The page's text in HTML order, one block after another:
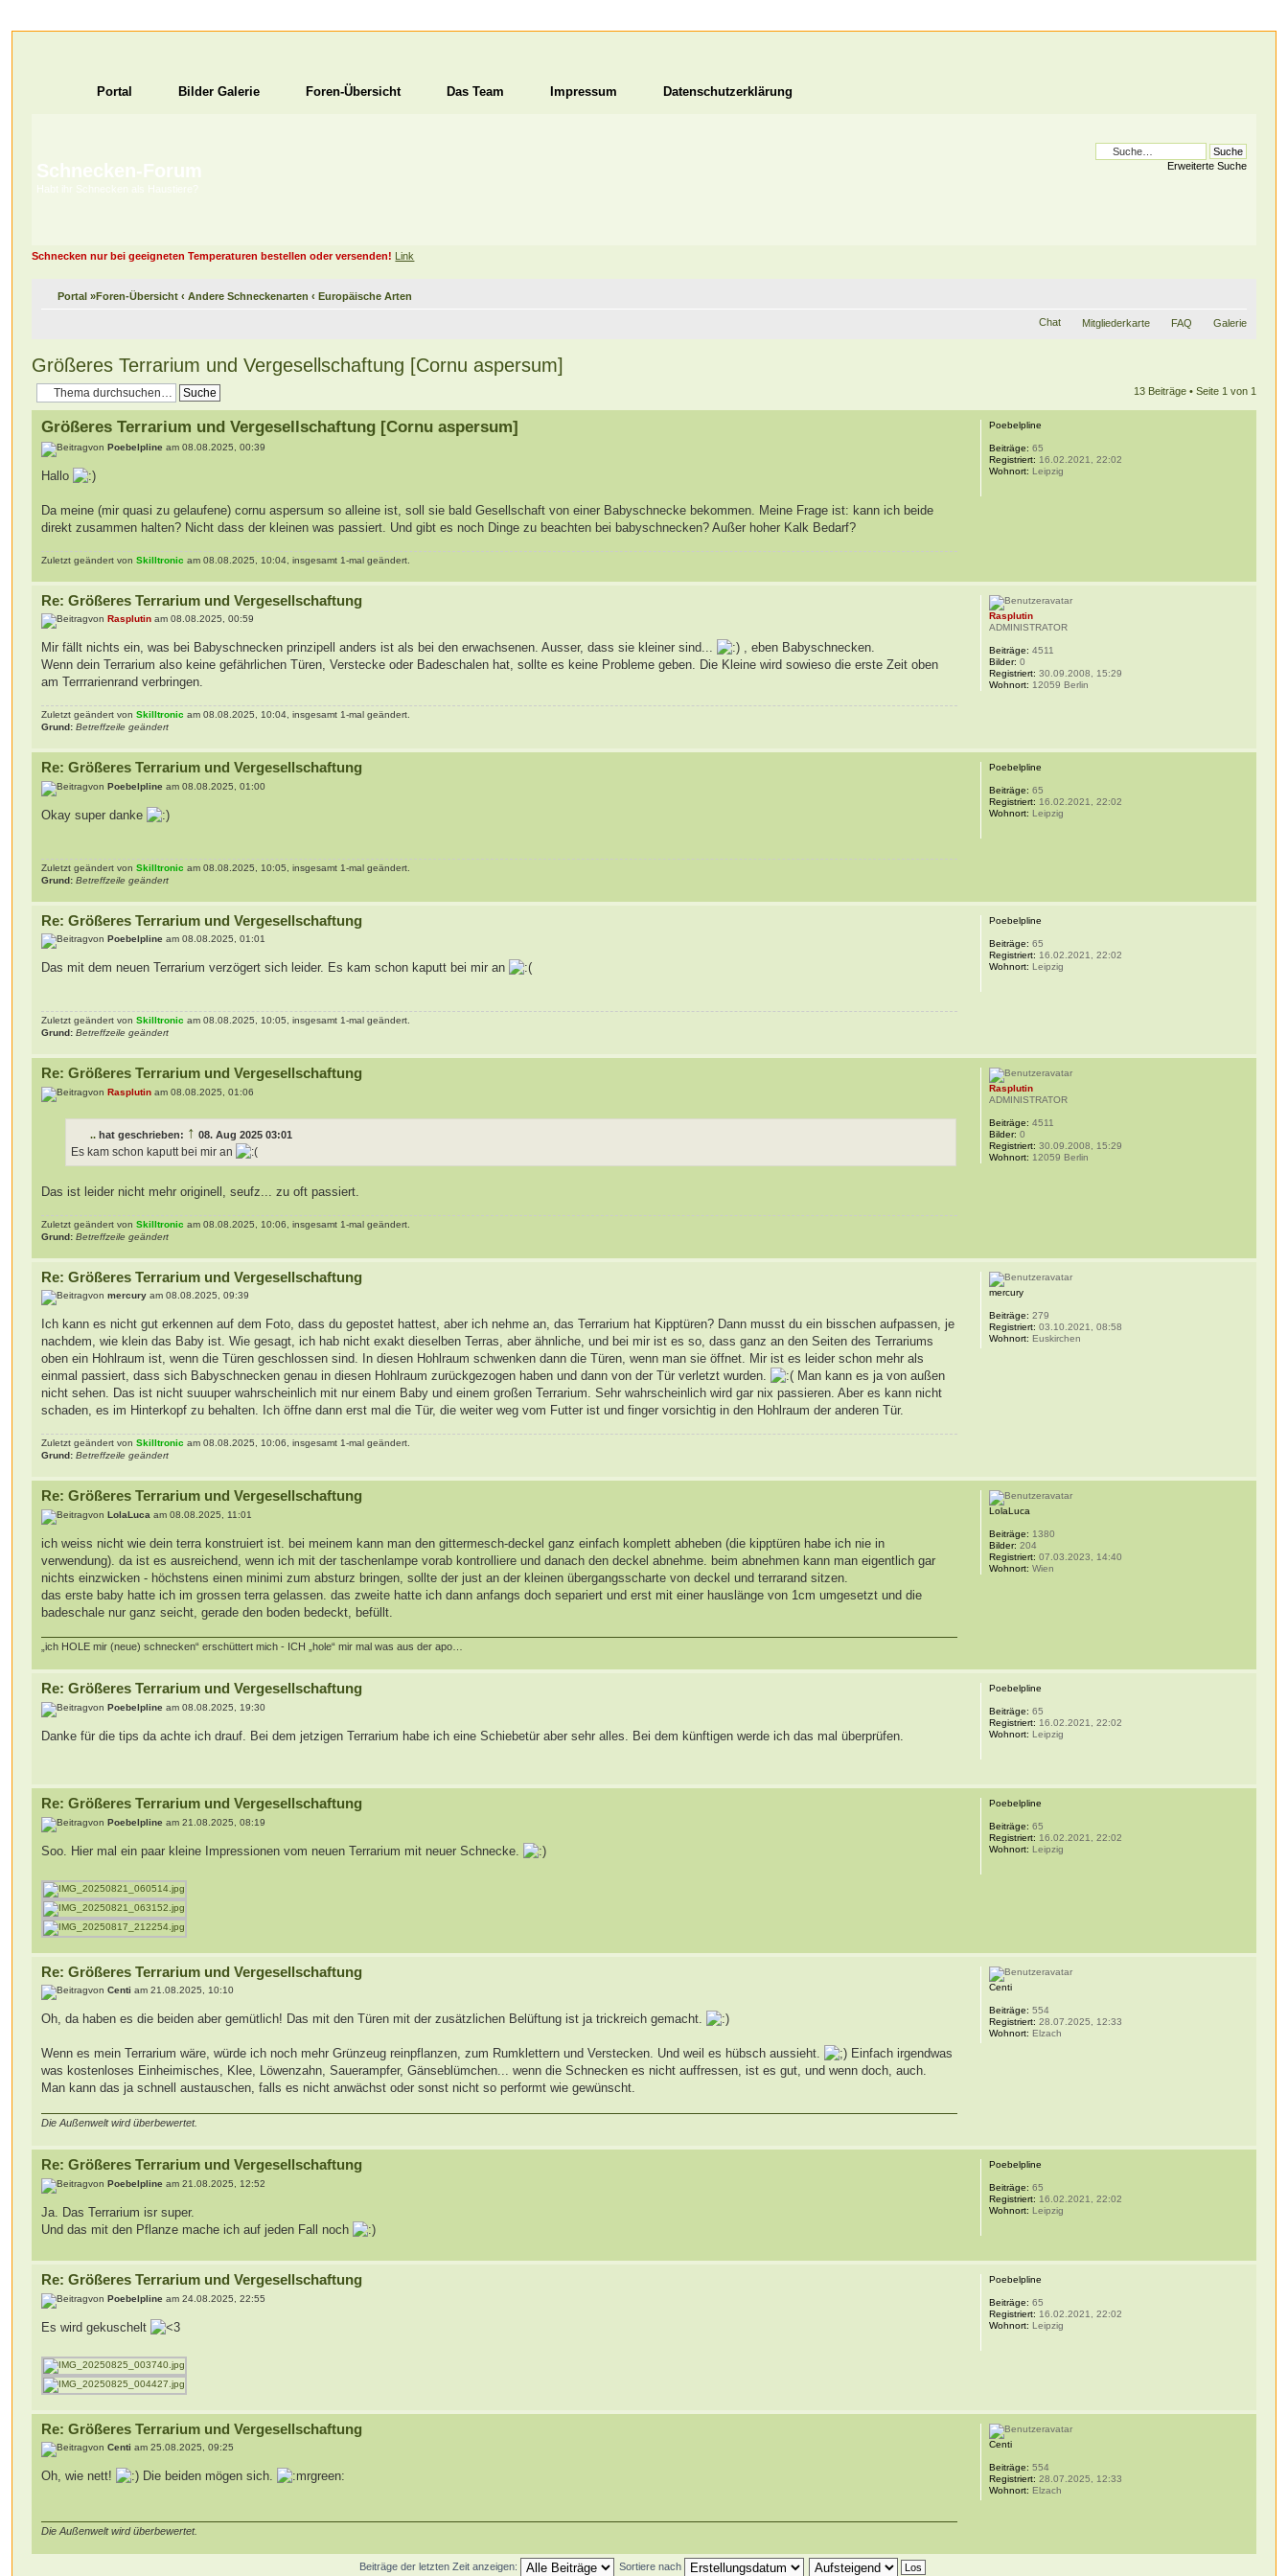
Portal Bilder Galerie Foren-Übersicht Das Team Impressum Datenschutzerklärung
Schnecken-Forum
Habt ihr Schnecken als Haustiere?
Erweiterte Suche
Schnecken nur bei geeigneten Temperaturen bestellen oder versenden! Link
Portal »Foren-Übersicht ‹ Andere Schneckenarten ‹ Europäische Arten
Chat Mitgliederkarte FAQ Galerie
Größeres Terrarium und Vergesellschaftung [Cornu aspersum]
13 Beiträge • Seite 1 von 1
Größeres Terrarium und Vergesellschaftung [Cornu aspersum]
vonPoebelpline am 08.08.2025, 00:39
Hallo
Da meine (mir quasi zu gelaufene) cornu aspersum so alleine ist, soll sie bald Gesellschaft von einer Babyschnecke bekommen. Meine Frage ist: kann ich beide
direkt zusammen halten? Nicht dass der kleinen was passiert. Und gibt es noch Dinge zu beachten bei babyschnecken? Außer hoher Kalk Bedarf?
Zuletzt geändert vonSkilltronic am 08.08.2025, 10:04, insgesamt 1-mal geändert.
Poebelpline
Beiträge: 65
Registriert: 16.02.2021, 22:02
Wohnort: Leipzig
Re: Größeres Terrarium und Vergesellschaftung
vonRasplutin am 08.08.2025, 00:59
Mir fällt nichts ein, was bei Babyschnecken prinzipell anders ist als bei den erwachsenen. Ausser, dass sie kleiner sind...
, eben Babyschnecken.
Wenn dein Terrarium also keine gefährlichen Türen, Verstecke oder Badeschalen hat, sollte es keine Probleme geben. Die Kleine wird sowieso die erste Zeit oben
am Terrrarienrand verbringen.
Zuletzt geändert vonSkilltronic am 08.08.2025, 10:04, insgesamt 1-mal geändert.
Grund: Betreffzeile geändert
Rasplutin
ADMINISTRATOR
Beiträge: 4511
Bilder: 0
Registriert: 30.09.2008, 15:29
Wohnort: 12059 Berlin
Re: Größeres Terrarium und Vergesellschaftung
vonPoebelpline am 08.08.2025, 01:00
Okay super danke
Zuletzt geändert vonSkilltronic am 08.08.2025, 10:05, insgesamt 1-mal geändert.
Grund: Betreffzeile geändert
Poebelpline
Beiträge: 65
Registriert: 16.02.2021, 22:02
Wohnort: Leipzig
Re: Größeres Terrarium und Vergesellschaftung
vonPoebelpline am 08.08.2025, 01:01
Das mit dem neuen Terrarium verzögert sich leider. Es kam schon kaputt bei mir an
Zuletzt geändert vonSkilltronic am 08.08.2025, 10:05, insgesamt 1-mal geändert.
Grund: Betreffzeile geändert
Poebelpline
Beiträge: 65
Registriert: 16.02.2021, 22:02
Wohnort: Leipzig
Re: Größeres Terrarium und Vergesellschaftung
vonRasplutin am 08.08.2025, 01:06
.. hat geschrieben: ↑ 08. Aug 2025 03:01
Es kam schon kaputt bei mir an
Das ist leider nicht mehr originell, seufz... zu oft passiert.
Zuletzt geändert vonSkilltronic am 08.08.2025, 10:06, insgesamt 1-mal geändert.
Grund: Betreffzeile geändert
Rasplutin
ADMINISTRATOR
Beiträge: 4511
Bilder: 0
Registriert: 30.09.2008, 15:29
Wohnort: 12059 Berlin
Re: Größeres Terrarium und Vergesellschaftung
vonmercury am 08.08.2025, 09:39
Ich kann es nicht gut erkennen auf dem Foto, dass du gepostet hattest, aber ich nehme an, das Terrarium hat Kipptüren? Dann musst du ein bisschen aufpassen, je
nachdem, wie klein das Baby ist. Wie gesagt, ich hab nicht exakt dieselben Terras, aber ähnliche, und bei mir ist es so, dass ganz an den Seiten des Terrariums
oben ein Hohlraum ist, wenn die Türen geschlossen sind. In diesen Hohlraum schwenken dann die Türen, wenn man sie öffnet. Mir ist es leider schon mehr als
einmal passiert, dass sich Babyschnecken genau in diesen Hohlraum zurückgezogen haben und dann von der Tür verletzt wurden.
Man kann es ja von außen
nicht sehen. Das ist nicht suuuper wahrscheinlich mit nur einem Baby und einem großen Terrarium. Sehr wahrscheinlich wird gar nix passieren. Aber es kann nicht
schaden, es im Hinterkopf zu behalten. Ich öffne dann erst mal die Tür, die weiter weg vom Futter ist und finger vorsichtig in den Hohlraum der anderen Tür.
Zuletzt geändert vonSkilltronic am 08.08.2025, 10:06, insgesamt 1-mal geändert.
Grund: Betreffzeile geändert
mercury
Beiträge: 279
Registriert: 03.10.2021, 08:58
Wohnort: Euskirchen
Re: Größeres Terrarium und Vergesellschaftung
vonLolaLuca am 08.08.2025, 11:01
ich weiss nicht wie dein terra konstruiert ist. bei meinem kann man den gittermesch-deckel ganz einfach komplett abheben (die kipptüren habe ich nie in
verwendung). da ist es ausreichend, wenn ich mit der taschenlampe vorab kontrolliere und danach den deckel abnehme. beim abnehmen kann man eigentlich gar
nichts einzwicken - höchstens einen minimi zum absturz bringen, sollte der just an der kleinen übergangsscharte von deckel und terrarand sitzen.
das erste baby hatte ich im grossen terra gelassen. das zweite hatte ich dann anfangs doch separiert und erst mit einer hauslänge von 1cm umgesetzt und die
badeschale nur ganz seicht, gerade den boden bedeckt, befüllt.
„ich HOLE mir (neue) schnecken“ erschüttert mich - ICH „hole“ mir mal was aus der apo…
LolaLuca
Beiträge: 1380
Bilder: 204
Registriert: 07.03.2023, 14:40
Wohnort: Wien
Re: Größeres Terrarium und Vergesellschaftung
vonPoebelpline am 08.08.2025, 19:30
Danke für die tips da achte ich drauf. Bei dem jetzigen Terrarium habe ich eine Schiebetür aber sehr alles. Bei dem künftigen werde ich das mal überprüfen.
Poebelpline
Beiträge: 65
Registriert: 16.02.2021, 22:02
Wohnort: Leipzig
Re: Größeres Terrarium und Vergesellschaftung
vonPoebelpline am 21.08.2025, 08:19
Soo. Hier mal ein paar kleine Impressionen vom neuen Terrarium mit neuer Schnecke.
Poebelpline
Beiträge: 65
Registriert: 16.02.2021, 22:02
Wohnort: Leipzig
Re: Größeres Terrarium und Vergesellschaftung
vonCenti am 21.08.2025, 10:10
Oh, da haben es die beiden aber gemütlich! Das mit den Türen mit der zusätzlichen Belüftung ist ja trickreich gemacht.
Wenn es mein Terrarium wäre, würde ich noch mehr Grünzeug reinpflanzen, zum Rumklettern und Verstecken. Und weil es hübsch aussieht.
Einfach irgendwas
was kostenloses Einheimisches, Klee, Löwenzahn, Sauerampfer, Gänseblümchen... wenn die Schnecken es nicht auffressen, ist es gut, und wenn doch, auch.
Man kann das ja schnell austauschen, falls es nicht anwächst oder sonst nicht so performt wie gewünscht.
Die Außenwelt wird überbewertet.
Centi
Beiträge: 554
Registriert: 28.07.2025, 12:33
Wohnort: Elzach
Re: Größeres Terrarium und Vergesellschaftung
vonPoebelpline am 21.08.2025, 12:52
Ja. Das Terrarium isr super.
Und das mit den Pflanze mache ich auf jeden Fall noch
Poebelpline
Beiträge: 65
Registriert: 16.02.2021, 22:02
Wohnort: Leipzig
Re: Größeres Terrarium und Vergesellschaftung
vonPoebelpline am 24.08.2025, 22:55
Es wird gekuschelt
Poebelpline
Beiträge: 65
Registriert: 16.02.2021, 22:02
Wohnort: Leipzig
Re: Größeres Terrarium und Vergesellschaftung
vonCenti am 25.08.2025, 09:25
Oh, wie nett! Die beiden mögen sich.
Die Außenwelt wird überbewertet.
Centi
Beiträge: 554
Registriert: 28.07.2025, 12:33
Wohnort: Elzach
Beiträge der letzten Zeit anzeigen: Sortiere nach